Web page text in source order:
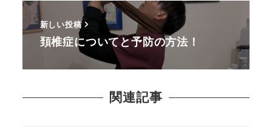
新しい投稿
頚椎症についてと予防の方法！
関連記事